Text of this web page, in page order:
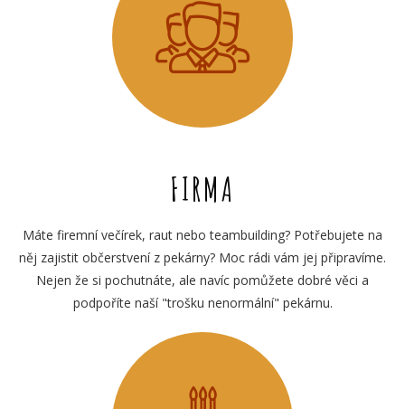
FIRMA
Máte firemní večírek, raut nebo teambuilding? Potřebujete na
něj zajistit občerstvení z pekárny? Moc rádi vám jej připravíme.
Nejen že si pochutnáte, ale navíc pomůžete dobré věci a
podpoříte naší "trošku nenormální" pekárnu.